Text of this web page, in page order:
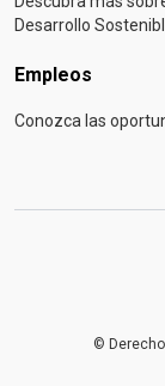
Desarrollo
Empleos
Conozca las
©